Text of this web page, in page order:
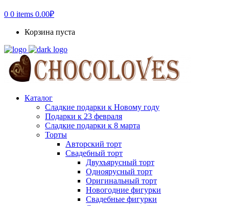
0 0 items 0.00₽
Корзина пуста
Каталог
Сладкие подарки к Новому году
Подарки к 23 февраля
Сладкие подарки к 8 марта
Торты
Авторский торт
Свадебный торт
Двухъярусный торт
Одноярусный торт
Оригинальный торт
Новогодние фигурки
Свадебные фигурки